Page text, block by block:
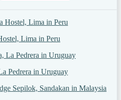
Lima in Peru
Pedrera in Uruguay